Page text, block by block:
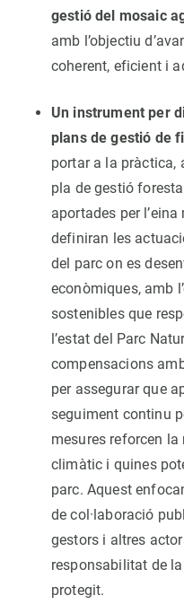
gestió del mosaic
amb l’objectiu
coherent, eficient i
Un instrument per
plans de gestió de
portar a la pràctica,
pla de gestió
aportades per
definiran les
del parc on es
econòmiques, amb
sostenibles que
l’estat del Parc
compensacions
per assegurar que
seguiment continu
mesures reforcen
climàtic i quines
parc. Aquest
de col·laboració
gestors i altres
responsabilitat de
protegit.